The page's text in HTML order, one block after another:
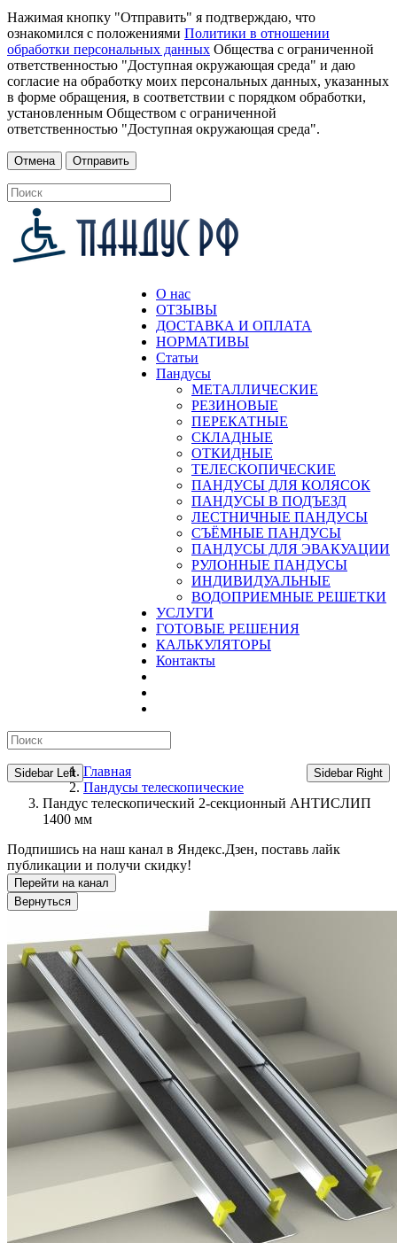
Нажимая кнопку "Отправить" я подтверждаю, что
ознакомился с положениями Политики в отношении
обработки персональных данных Общества с ограниченной
ответственностью "Доступная окружающая среда" и даю
согласие на обработку моих персональных данных, указанных
в форме обращения, в соответствии с порядком обработки,
установленным Обществом с ограниченной
ответственностью "Доступная окружающая среда".
О нас
ОТЗЫВЫ
ДОСТАВКА И ОПЛАТА
НОРМАТИВЫ
Статьи
Пандусы
МЕТАЛЛИЧЕСКИЕ
РЕЗИНОВЫЕ
ПЕРЕКАТНЫЕ
СКЛАДНЫЕ
ОТКИДНЫЕ
ТЕЛЕСКОПИЧЕСКИЕ
ПАНДУСЫ ДЛЯ КОЛЯСОК
ПАНДУСЫ В ПОДЪЕЗД
ЛЕСТНИЧНЫЕ ПАНДУСЫ
CЪЁМНЫЕ ПАНДУСЫ
ПАНДУСЫ ДЛЯ ЭВАКУАЦИИ
РУЛОННЫЕ ПАНДУСЫ
ИНДИВИДУАЛЬНЫЕ
ВОДОПРИЕМНЫЕ РЕШЕТКИ
УСЛУГИ
ГОТОВЫЕ РЕШЕНИЯ
КАЛЬКУЛЯТОРЫ
Контакты
Sidebar Left Sidebar Right
Главная
Пандусы телескопические
Пандус телескопический 2-секционный АНТИСЛИП
1400 мм
Подпишись на наш канал в Яндекс.Дзен, поставь лайк
публикации и получи скидку!